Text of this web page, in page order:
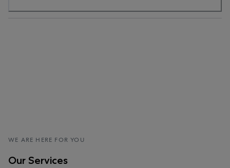
WE ARE HERE FOR YOU
Our Services